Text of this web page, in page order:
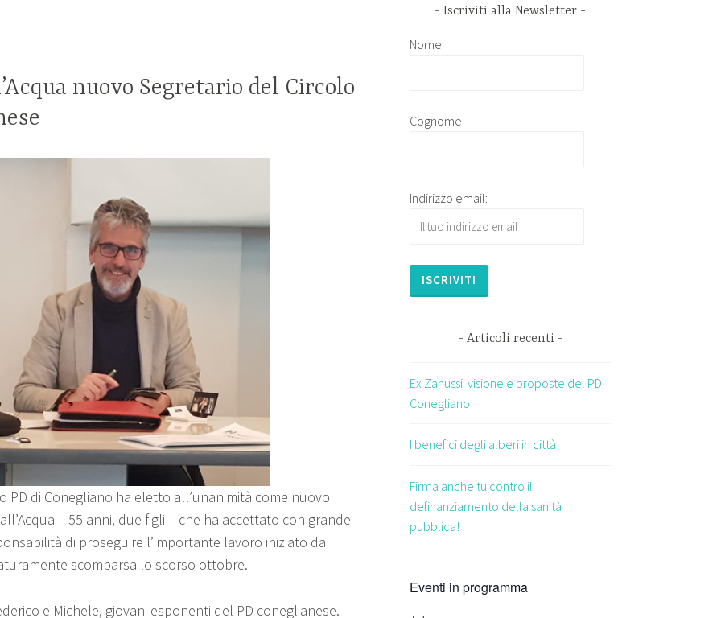
nuovo Segretario del Circolo
PD di Conegliano ha eletto all’unanimità come nuovo
– 55 anni, due figli – che ha accettato con grande
di proseguire l’importante lavoro iniziato da
scomparsa lo scorso ottobre.
e Michele, giovani esponenti del PD coneglianese.
Iscriviti alla Newsletter
Nome
Cognome
Indirizzo email:
Articoli recenti
Ex Zanussi: visione e proposte del PD
Conegliano
I benefici degli alberi in città
Firma anche tu contro il
definanziamento della sanità
pubblica!
Eventi in programma